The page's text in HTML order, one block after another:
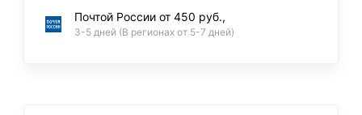
Почтой России от 450 руб.,
3-5 дней (В регионах от 5-7 дней)